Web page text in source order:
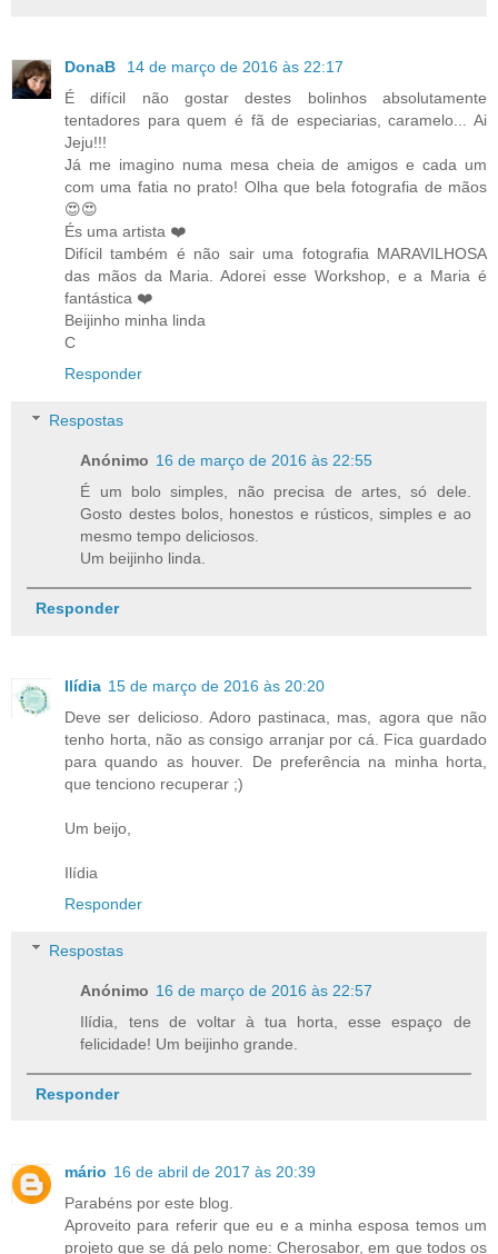
DonaB
14 de março de 2016 às 22:17
É difícil não gostar destes bolinhos absolutamente
tentadores para quem é fã de especiarias, caramelo... Ai
Jeju!!!
Já me imagino numa mesa cheia de amigos e cada um
com uma fatia no prato! Olha que bela fotografia de mãos
😍😍
És uma artista ❤️
Difícil também é não sair uma fotografia MARAVILHOSA
das mãos da Maria. Adorei esse Workshop, e a Maria é
fantástica ❤️
Beijinho minha linda
C
Responder
Respostas
Anónimo 16 de março de 2016 às 22:55
É um bolo simples, não precisa de artes, só dele.
Gosto destes bolos, honestos e rústicos, simples e ao
mesmo tempo deliciosos.
Um beijinho linda.
Responder
Ilídia 15 de março de 2016 às 20:20
Deve ser delicioso. Adoro pastinaca, mas, agora que não
tenho horta, não as consigo arranjar por cá. Fica guardado
para quando as houver. De preferência na minha horta,
que tenciono recuperar ;)
Um beijo,
Ilídia
Responder
Respostas
Anónimo 16 de março de 2016 às 22:57
Ilídia, tens de voltar à tua horta, esse espaço de
felicidade! Um beijinho grande.
Responder
mário 16 de abril de 2017 às 20:39
Parabéns por este blog.
Aproveito para referir que eu e a minha esposa temos um
projeto que se dá pelo nome: Cherosabor, em que todos os